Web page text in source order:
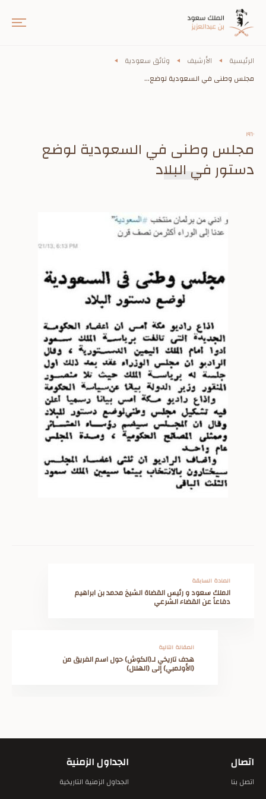
الرئيسية الأرشيف
وثائق سعودية
مجلس وطنى في السعودية لوضع...
١٩٦٠
مجلس وطنى في السعودية لوضع
دستور في البلاد
المادة السابقة
الملك سعود و رئيس القضاة الشيخ محمد بن ابراهيم
دفاعاً عن القضاء الشرعي
المقالة التالية
هدف تاريخي لـ(الكوش) حول اسم الفريق من
(الأولمبي) إلى (الهلال)
اتصال
اتصل بنا
الجداول الزمنية
الجداول الزمنية التاريخية